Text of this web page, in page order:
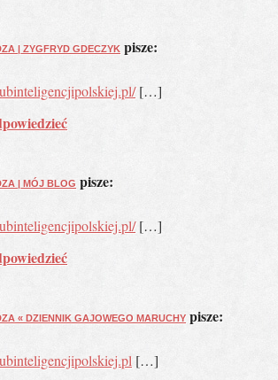
| ZYGFRYD GDECZYK pisze:
[…]
| MÓJ BLOG pisze:
[…]
« DZIENNIK GAJOWEGO MARUCHY pisze:
[…]